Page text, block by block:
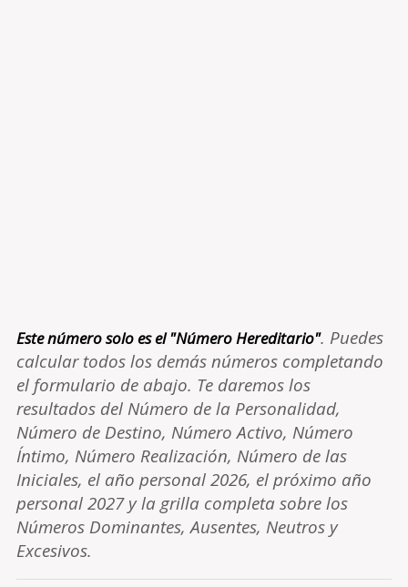
Este número solo es el "Número Hereditario". Puedes
calcular todos los demás números completando
el formulario de abajo. Te daremos los
resultados del Número de la Personalidad,
Número de Destino, Número Activo, Número
Íntimo, Número Realización, Número de las
Iniciales, el año personal 2026, el próximo año
personal 2027 y la grilla completa sobre los
Números Dominantes, Ausentes, Neutros y
Excesivos.